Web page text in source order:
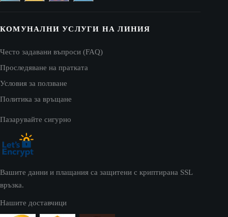
КОМУНАЛНИ УСЛУГИ НА ЛИНИЯ
Често задавани въпроси (FAQ)
Проследяване на пратката
Условия за ползване
Политика за връщане
Пазарувайте сигурно
Вашите данни и плащания са защитени с криптирана SSL
връзка.
Нашите доставчици